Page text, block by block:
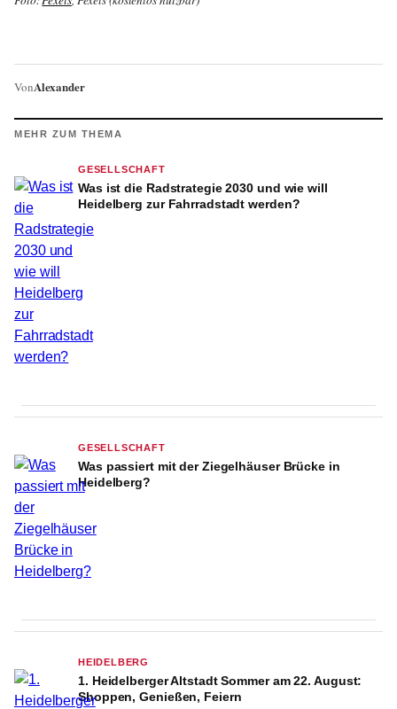
VonAlexander
MEHR ZUM THEMA
GESELLSCHAFT
Was ist die Radstrategie 2030 und wie will
Heidelberg zur Fahrradstadt werden?
GESELLSCHAFT
Was passiert mit der Ziegelhäuser Brücke in
Heidelberg?
HEIDELBERG
1. Heidelberger Altstadt Sommer am 22. August:
Shoppen, Genießen, Feiern